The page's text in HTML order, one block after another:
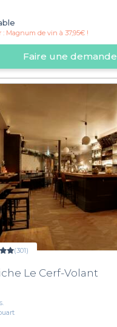
: Magnum de vin à 37,95€ !
Faire une demande
(301)
Le Cerf-Volant